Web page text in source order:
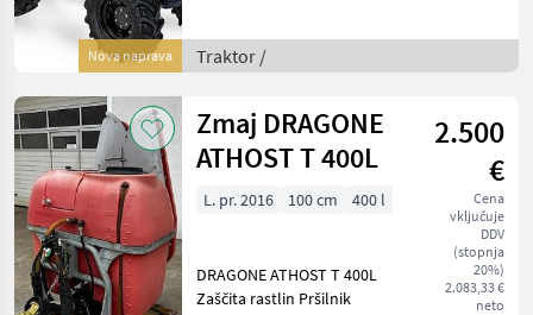
Nova naprava
kardanske gredi: 540/540E,
največja hitrost v km/h: 30,
Traktor /
Zmaj DRAGONE
ATHOST T 400L
2.500
€
Cena
vključuje
DDV
(stopnja
20%)
2.083,33 €
neto
L. pr. 2016 100 cm 400 l
DRAGONE ATHOST T 400L
Zaščita rastlin Pršilnik